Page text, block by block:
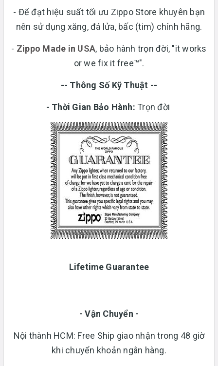
- Để đạt hiệu suất tối ưu Zippo Store khuyên bạn
nên sử dụng xăng, đá lửa, bấc (tim) chính hãng.
- Zippo Made in USA, bảo hành trọn đời, "it works
or we fix it free™".
-- Thông Số Kỹ Thuật --
- Thời Gian Bảo Hành: Trọn đời
Lifetime Guarantee
- Vận Chuyển -
Nội thành HCM: Free Ship giao nhận trong 48 giờ
khi chuyển khoản ngân hàng.